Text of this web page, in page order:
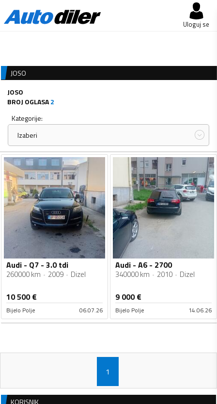
Uloguj se
JOSO
JOSO
BROJ OGLASA2
Kategorije:
Izaberi
Audi - Q7 - 3.0 tdi
260000 km 2009 Dizel
10 500€
Bijelo Polje 06.07.26
Audi - A6 - 2700
340000 km 2010 Dizel
9 000€
Bijelo Polje 14.06.26
1
KORISNIK